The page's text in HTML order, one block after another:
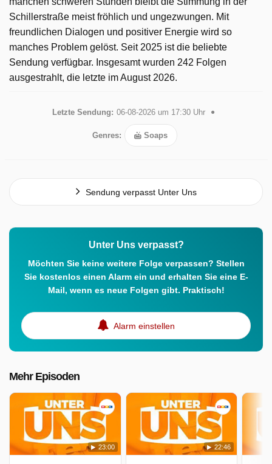
Schillerstraße meist fröhlich und ungezwungen. Mit
freundlichen Dialogen und positiver Energie wird so
manches Problem gelöst. Seit 2025 ist die beliebte
Sendung verfügbar. Insgesamt wurden 242 Folgen
ausgestrahlt, die letzte im August 2026.
Letzte Sendung: 06-08-2026 um 17:30 Uhr
Genres: Soaps
Sendung verpasst Unter Uns
Unter Uns verpasst?
Möchten Sie keine weitere Folge verpassen? Stellen
Sie kostenlos einen Alarm ein und erhalten Sie eine E-
Mail, wenn es neue Folgen gibt. Praktisch!
Alarm einstellen
Mehr Episoden
23:00 22:46